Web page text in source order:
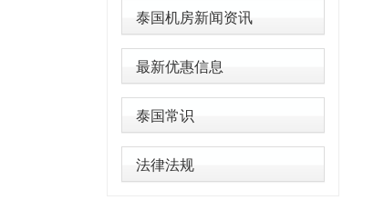
泰国机房新闻资讯
最新优惠信息
泰国常识
法律法规